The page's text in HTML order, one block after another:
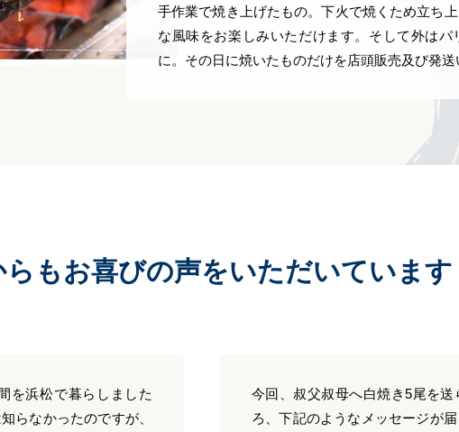
手作業で焼き上げたもの。下火で焼くため立ち
な風味をお楽しみいただけます。そして外は
に。その日に焼いたものだけを店頭販売及び発送
もお喜びの声をいただいています
を浜松で暮らしました
らなかったのですが、
今回、叔父叔母へ白焼き5尾を送
ろ、下記のようなメッセージが